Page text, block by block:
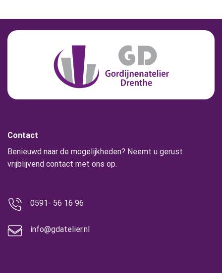
Contact
Benieuwd naar de mogelijkheden? Neemt u gerust
vrijblijvend contact met ons op.
0591- 56 16 96
info@gdatelier.nl